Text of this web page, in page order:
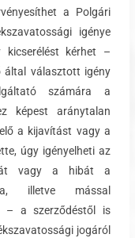
a Polgári
igénye
kicserélést kérhet –
által választott igény
számára a
képest aránytalan
a kijavítást vagy a
úgy igényelheti az
vagy a hibát a
illetve mással
– a szerződéstől is
jogáról